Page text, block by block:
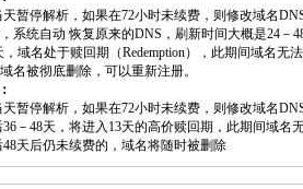
天暂停解析，如果在72小时未续费，则修改域名
系统自动 恢复原来的DNS，刷新时间大概是24－
，域名处于赎回期（Redemption），此期间域名无
名被彻底删除，可以重新注册。
天暂停解析，如果在72小时未续费，则修改域名
36－48天，将进入13天的高价赎回期，此期间域名
48天后仍未续费的，域名将随时被删除